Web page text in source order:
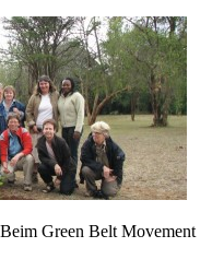
Green Belt Movement